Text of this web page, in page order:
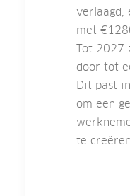
verlaagd,
met
Tot 2027
door tot
Dit past
om een
te creëren.